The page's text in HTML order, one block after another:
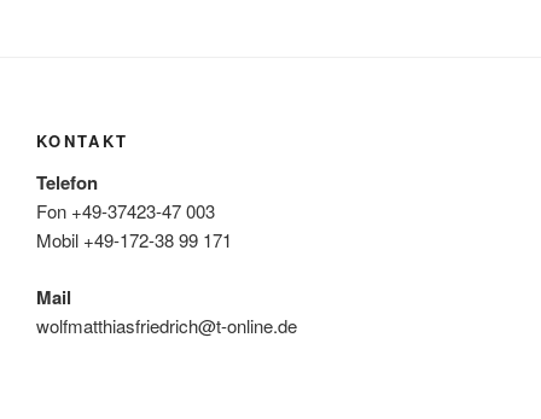
KONTAKT
Telefon
Fon +49-37423-47 003
Mobil +49-172-38 99 171
Mail
wolfmatthiasfriedrich@t-online.de